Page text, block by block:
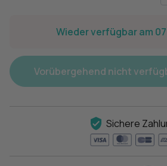
Wieder verfügbar am
Vorübergehend nicht
Sichere